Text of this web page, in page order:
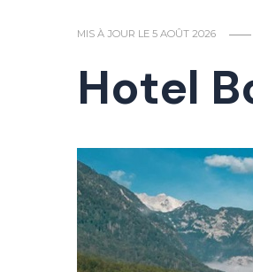
MIS À JOUR LE 5 AOÛT 2026
Hotel